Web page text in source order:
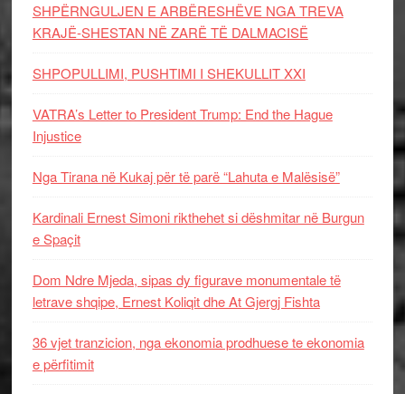
SHPËRNGULJEN E ARBËRESHËVE NGA TREVA
KRAJË-SHESTAN NË ZARË TË DALMACISË
SHPOPULLIMI, PUSHTIMI I SHEKULLIT XXI
VATRA’s Letter to President Trump: End the Hague
Injustice
Nga Tirana në Kukaj për të parë “Lahuta e Malësisë”
Kardinali Ernest Simoni rikthehet si dëshmitar në Burgun
e Spaçit
Dom Ndre Mjeda, sipas dy figurave monumentale të
letrave shqipe, Ernest Koliqit dhe At Gjergj Fishta
36 vjet tranzicion, nga ekonomia prodhuese te ekonomia
e përfitimit